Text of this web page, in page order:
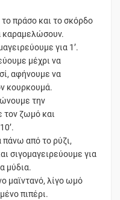
πράσο και το σκόρδο
καραμελώσουν.
για 1’.
μέχρι να
αφήνουμε να
κουρκουμά.
την
τον ζωμό και
πάνω από το ρύζι,
σιγομαγειρεύουμε για
μύδια.
μαϊντανό, λίγο ωμό
πιπέρι.